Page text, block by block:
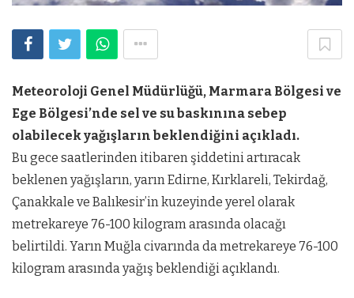
Meteoroloji Genel Müdürlüğü, Marmara Bölgesi ve
Ege Bölgesi’nde sel ve su baskınına sebep
olabilecek yağışların beklendiğini açıkladı.
Bu gece saatlerinden itibaren şiddetini artıracak
beklenen yağışların, yarın Edirne, Kırklareli, Tekirdağ,
Çanakkale ve Balıkesir’in kuzeyinde yerel olarak
metrekareye 76-100 kilogram arasında olacağı
belirtildi. Yarın Muğla civarında da metrekareye 76-100
kilogram arasında yağış beklendiği açıklandı.